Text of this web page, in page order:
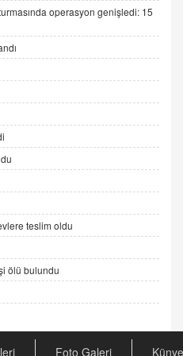
Yüzüne Vurulan Şamar:
"Beraber Yürüyoruz"
Dava Açmadan Önce
Şartı
operasyon genişledi: 15
teslim oldu
ölü bulundu
Foto Galeri Künye